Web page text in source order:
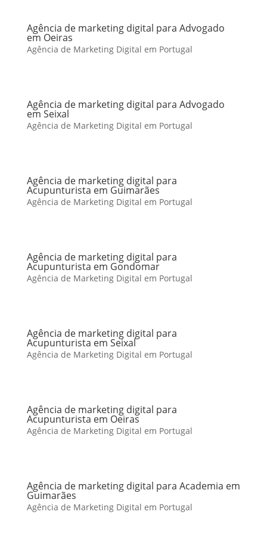
Agência de marketing digital para Advogado
em Oeiras
Agência de Marketing Digital em Portugal
Agência de marketing digital para Advogado
em Seixal
Agência de Marketing Digital em Portugal
Agência de marketing digital para
Acupunturista em Guimarães
Agência de Marketing Digital em Portugal
Agência de marketing digital para
Acupunturista em Gondomar
Agência de Marketing Digital em Portugal
Agência de marketing digital para
Acupunturista em Seixal
Agência de Marketing Digital em Portugal
Agência de marketing digital para
Acupunturista em Oeiras
Agência de Marketing Digital em Portugal
Agência de marketing digital para Academia em
Guimarães
Agência de Marketing Digital em Portugal